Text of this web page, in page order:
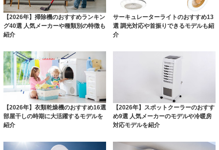
【2026年】掃除機のおすすめランキン
グ40選 人気メーカーや種類別の特徴も
紹介
サーキュレーターライトのおすすめ13
選 調光対応や首振りできるモデルも紹
介
【2026年】衣類乾燥機のおすすめ16選
部屋干しの時期に大活躍するモデルを
紹介
【2026年】スポットクーラーのおすす
め9選 人気メーカーのモデルや冷暖房
対応モデルを紹介